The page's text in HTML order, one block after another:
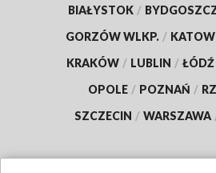
BIAŁYSTOK /
GORZÓW WLKP. /
KRAKÓW / LUBLIN / ŁÓDŹ
OPOLE / POZNAŃ /
SZCZECIN / WARSZAWA